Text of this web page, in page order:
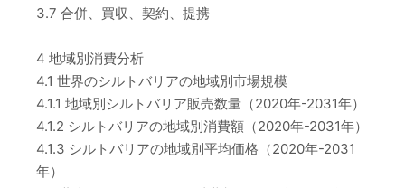
3.7 合併、買収、契約、提携
4 地域別消費分析
4.1 世界のシルトバリアの地域別市場規模
4.1.1 地域別シルトバリア販売数量（2020年-2031年）
4.1.2 シルトバリアの地域別消費額（2020年-2031年）
4.1.3 シルトバリアの地域別平均価格（2020年-2031
年）